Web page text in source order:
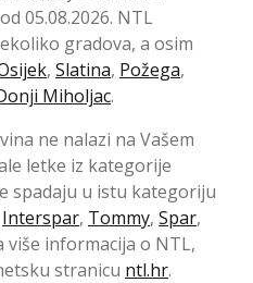
05.08.2026. NTL
gradova, a osim
, Slatina, Požega,
Miholjac.
ne nalazi na Vašem
letke iz kategorije
spadaju u istu kategoriju
Interspar, Tommy, Spar,
više informacija o NTL,
stranicu ntl.hr.